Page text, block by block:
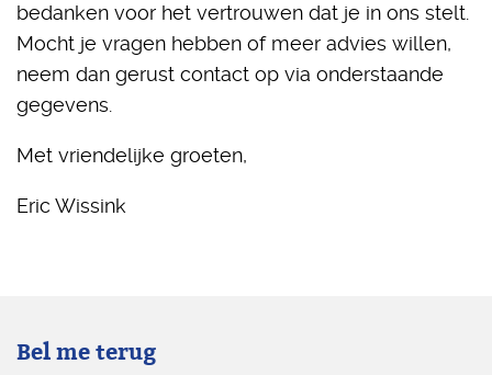
bedanken voor het vertrouwen dat je in ons stelt.
Mocht je vragen hebben of meer advies willen,
neem dan gerust contact op via onderstaande
gegevens.
Met vriendelijke groeten,
Eric Wissink
Bel me terug